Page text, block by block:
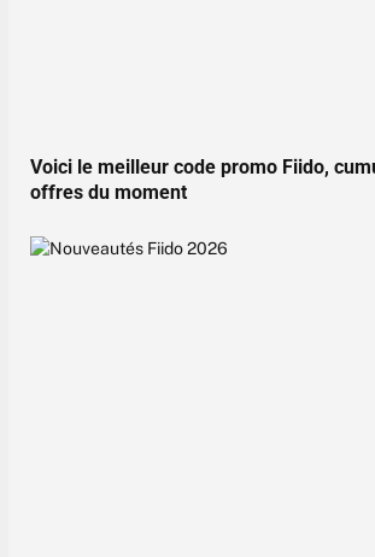
Voici le meilleur code promo Fiido,
offres du moment